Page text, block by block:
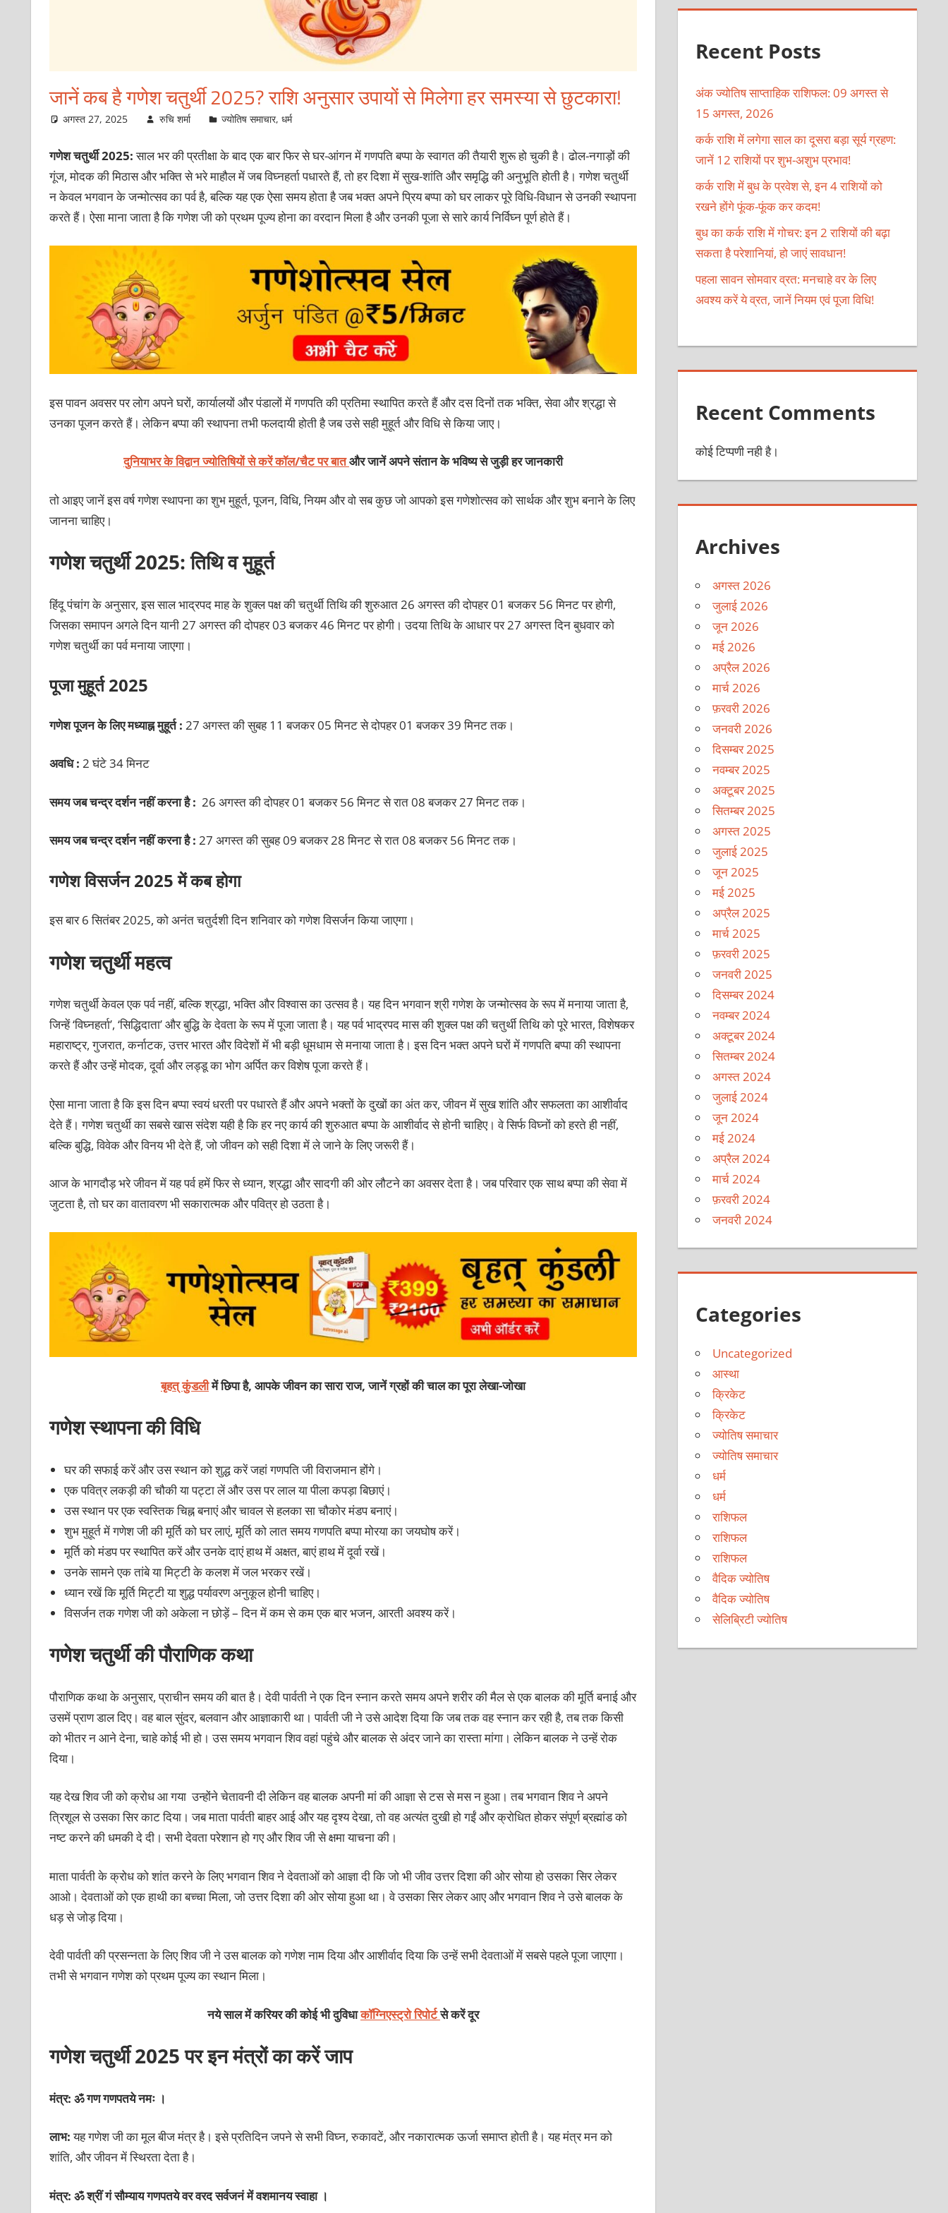
जानें कब है गणेश चतुर्थी 2025? राशि अनुसार उपायों से मिलेगा हर समस्या से छुटकारा!
अगस्त 27, 2025 रुचि शर्मा ज्योतिष समाचार,धर्म
गणेश चतुर्थी 2025:साल भर की प्रतीक्षा के बाद एक बार फिर से घर-आंगन में गणपति बप्पा के स्वागत की तैयारी शुरू हो चुकी है। ढोल-नगाड़ों की
गूंज, मोदक की मिठास और भक्ति से भरे माहौल में जब विघ्नहर्ता पधारते हैं, तो हर दिशा में सुख-शांति और समृद्धि की अनुभूति होती है। गणेश चतुर्थी
न केवल भगवान के जन्मोत्सव का पर्व है, बल्कि यह एक ऐसा समय होता है जब भक्त अपने प्रिय बप्पा को घर लाकर पूरे विधि-विधान से उनकी स्थापना
करते हैं। ऐसा माना जाता है कि गणेश जी को प्रथम पूज्य होना का वरदान मिला है और उनकी पूजा से सारे कार्य निर्विघ्न पूर्ण होते हैं।
इस पावन अवसर पर लोग अपने घरों, कार्यालयों और पंडालों में गणपति की प्रतिमा स्थापित करते हैं और दस दिनों तक भक्ति, सेवा और श्रद्धा से
उनका पूजन करते हैं। लेकिन बप्पा की स्थापना तभी फलदायी होती है जब उसे सही मुहूर्त और विधि से किया जाए।
दुनियाभर के विद्वान ज्योतिषियों से करें कॉल/चैट पर बातऔर जानें अपने संतान के भविष्य से जुड़ी हर जानकारी
तो आइए जानें इस वर्ष गणेश स्थापना का शुभ मुहूर्त, पूजन, विधि, नियम और वो सब कुछ जो आपको इस गणेशोत्सव को सार्थक और शुभ बनाने के लिए
जानना चाहिए।
गणेश चतुर्थी 2025: तिथि व मुहूर्त
हिंदू पंचांग के अनुसार, इस साल भाद्रपद माह के शुक्ल पक्ष की चतुर्थी तिथि की शुरुआत 26 अगस्त की दोपहर 01 बजकर 56 मिनट पर होगी,
जिसका समापन अगले दिन यानी 27 अगस्त की दोपहर 03 बजकर 46 मिनट पर होगी। उदया तिथि के आधार पर 27 अगस्त दिन बुधवार को
गणेश चतुर्थी का पर्व मनाया जाएगा।
पूजा मुहूर्त 2025
गणेश पूजन के लिए मध्याह्न मुहूर्त : 27 अगस्त की सुबह 11 बजकर 05 मिनट से दोपहर 01 बजकर 39 मिनट तक।
अवधि : 2 घंटे 34 मिनट
समय जब चन्द्र दर्शन नहीं करना है : 26 अगस्त की दोपहर 01 बजकर 56 मिनट से रात 08 बजकर 27 मिनट तक।
समय जब चन्द्र दर्शन नहीं करना है : 27 अगस्त की सुबह09 बजकर 28 मिनट से रात 08 बजकर 56 मिनट तक।
गणेश विसर्जन 2025 में कब होगा
इस बार 6 सितंबर 2025, को अनंत चतुर्दशी दिन शनिवार को गणेश विसर्जन किया जाएगा।
गणेश चतुर्थी महत्व
गणेश चतुर्थी केवल एक पर्व नहीं, बल्कि श्रद्धा, भक्ति और विश्वास का उत्सव है। यह दिन भगवान श्री गणेश के जन्मोत्सव के रूप में मनाया जाता है,
जिन्हें ‘विघ्नहर्ता’, ‘सिद्धिदाता’ और बुद्धि के देवता के रूप में पूजा जाता है। यह पर्व भाद्रपद मास की शुक्ल पक्ष की चतुर्थी तिथि को पूरे भारत, विशेषकर
महाराष्ट्र, गुजरात, कर्नाटक, उत्तर भारत और विदेशों में भी बड़ी धूमधाम से मनाया जाता है। इस दिन भक्त अपने घरों में गणपति बप्पा की स्थापना
करते हैं और उन्हें मोदक, दूर्वा और लड्डू का भोग अर्पित कर विशेष पूजा करते हैं।
ऐसा माना जाता है कि इस दिन बप्पा स्वयं धरती पर पधारते हैं और अपने भक्तों के दुखों का अंत कर, जीवन में सुख शांति और सफलता का आशीर्वाद
देते हैं। गणेश चतुर्थी का सबसे खास संदेश यही है कि हर नए कार्य की शुरुआत बप्पा के आशीर्वाद से होनी चाहिए। वे सिर्फ विघ्नों को हरते ही नहीं,
बल्कि बुद्धि, विवेक और विनय भी देते हैं, जो जीवन को सही दिशा में ले जाने के लिए जरूरी हैं।
आज के भागदौड़ भरे जीवन में यह पर्व हमें फिर से ध्यान, श्रद्धा और सादगी की ओर लौटने का अवसर देता है। जब परिवार एक साथ बप्पा की सेवा में
जुटता है, तो घर का वातावरण भी सकारात्मक और पवित्र हो उठता है।
बृहत् कुंडलीमें छिपा है, आपके जीवन का सारा राज, जानें ग्रहों की चाल का पूरा लेखा-जोखा
गणेश स्थापना की विधि
घर की सफाई करें और उस स्थान को शुद्ध करें जहां गणपति जी विराजमान होंगे।
एक पवित्र लकड़ी की चौकी या पट्टा लें और उस पर लाल या पीला कपड़ा बिछाएं।
उस स्थान पर एक स्वस्तिक चिह्न बनाएं और चावल से हलका सा चौकोर मंडप बनाएं।
शुभ मुहूर्त में गणेश जी की मूर्ति को घर लाएं, मूर्ति को लात समय गणपति बप्पा मोरया का जयघोष करें।
मूर्ति को मंडप पर स्थापित करें और उनके दाएं हाथ में अक्षत, बाएं हाथ में दूर्वा रखें।
उनके सामने एक तांबे या मिट्टी के कलश में जल भरकर रखें।
ध्यान रखें कि मूर्ति मिट्टी या शुद्ध पर्यावरण अनुकूल होनी चाहिए।
विसर्जन तक गणेश जी को अकेला न छोड़ें – दिन में कम से कम एक बार भजन, आरती अवश्य करें।
गणेश चतुर्थी की पौराणिक कथा
पौराणिक कथा के अनुसार, प्राचीन समय की बात है। देवी पार्वती ने एक दिन स्नान करते समय अपने शरीर की मैल से एक बालक की मूर्ति बनाई और
उसमें प्राण डाल दिए। वह बाल सुंदर, बलवान और आज्ञाकारी था। पार्वती जी ने उसे आदेश दिया कि जब तक वह स्नान कर रही है, तब तक किसी
को भीतर न आने देना, चाहे कोई भी हो। उस समय भगवान शिव वहां पहुंचे और बालक से अंदर जाने का रास्ता मांगा। लेकिन बालक ने उन्हें रोक
दिया।
यह देख शिव जी को क्रोध आ गया उन्होंने चेतावनी दी लेकिन वह बालक अपनी मां की आज्ञा से टस से मस न हुआ। तब भगवान शिव ने अपने
त्रिशूल से उसका सिर काट दिया। जब माता पार्वती बाहर आई और यह दृश्य देखा, तो वह अत्यंत दुखी हो गईं और क्रोधित होकर संपूर्ण ब्रह्मांड को
नष्ट करने की धमकी दे दी। सभी देवता परेशान हो गए और शिव जी से क्षमा याचना की।
माता पार्वती के क्रोध को शांत करने के लिए भगवान शिव ने देवताओं को आज्ञा दी कि जो भी जीव उत्तर दिशा की ओर सोया हो उसका सिर लेकर
आओ। देवताओं को एक हाथी का बच्चा मिला, जो उत्तर दिशा की ओर सोया हुआ था। वे उसका सिर लेकर आए और भगवान शिव ने उसे बालक के
धड़ से जोड़ दिया।
देवी पार्वती की प्रसन्नता के लिए शिव जी ने उस बालक को गणेश नाम दिया और आशीर्वाद दिया कि उन्हें सभी देवताओं में सबसे पहले पूजा जाएगा।
तभी से भगवान गणेश को प्रथम पूज्य का स्थान मिला।
नये साल में करियर की कोई भी दुविधाकॉग्निएस्ट्रो रिपोर्टसे करें दूर
गणेश चतुर्थी 2025 पर इन मंत्रों का करें जाप
मंत्र: ॐ गण गणपतये नमः ।
लाभ:यह गणेश जी का मूल बीज मंत्र है। इसे प्रतिदिन जपने से सभी विघ्न, रुकावटें, और नकारात्मक ऊर्जा समाप्त होती है। यह मंत्र मन को
शांति, और जीवन में स्थिरता देता है।
मंत्र: ॐ श्रीं गं सौम्याय गणपतये वर वरद सर्वजनं में वशमानय स्वाहा ।
Recent Posts
अंक ज्योतिष साप्ताहिक राशिफल: 09 अगस्त से
15 अगस्त, 2026
कर्क राशि में लगेगा साल का दूसरा बड़ा सूर्य ग्रहण:
जानें 12 राशियों पर शुभ-अशुभ प्रभाव!
कर्क राशि में बुध के प्रवेश से, इन 4 राशियों को
रखने होंगे फूंक-फूंक कर कदम!
बुध का कर्क राशि में गोचर: इन 2 राशियों की बढ़ा
सकता है परेशानियां, हो जाएं सावधान!
पहला सावन सोमवार व्रत: मनचाहे वर के लिए
अवश्य करें ये व्रत, जानें नियम एवं पूजा विधि!
Recent Comments
कोई टिप्पणी नही है।
Archives
अगस्त 2026
जुलाई 2026
जून 2026
मई 2026
अप्रैल 2026
मार्च 2026
फ़रवरी 2026
जनवरी 2026
दिसम्बर 2025
नवम्बर 2025
अक्टूबर 2025
सितम्बर 2025
अगस्त 2025
जुलाई 2025
जून 2025
मई 2025
अप्रैल 2025
मार्च 2025
फ़रवरी 2025
जनवरी 2025
दिसम्बर 2024
नवम्बर 2024
अक्टूबर 2024
सितम्बर 2024
अगस्त 2024
जुलाई 2024
जून 2024
मई 2024
अप्रैल 2024
मार्च 2024
फ़रवरी 2024
जनवरी 2024
Categories
Uncategorized
आस्था
क्रिकेट
क्रिकेट
ज्योतिष समाचार
ज्योतिष समाचार
धर्म
धर्म
राशिफल
राशिफल
राशिफल
वैदिक ज्योतिष
वैदिक ज्योतिष
सेलिब्रिटी ज्योतिष